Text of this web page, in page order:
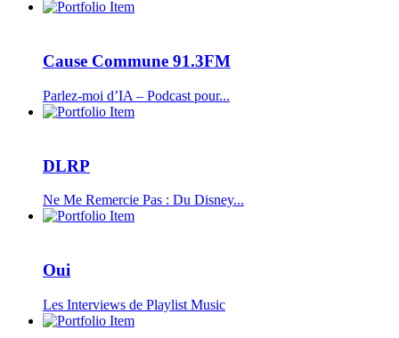
Cause Commune 91.3FM
Parlez-moi d’IA – Podcast pour...
DLRP
Ne Me Remercie Pas : Du Disney...
Oui
Les Interviews de Playlist Music